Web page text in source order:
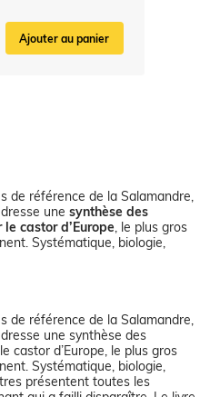
Ajouter au panier
de référence de la Salamandre,
unesynthèse des
castor d’Europe , le plus gros
Systématique, biologie,
de référence de la Salamandre,
une synthèse des
castor d’Europe, le plus gros
Systématique, biologie,
présentent toutes les